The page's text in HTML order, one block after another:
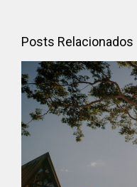
Posts Relacionados